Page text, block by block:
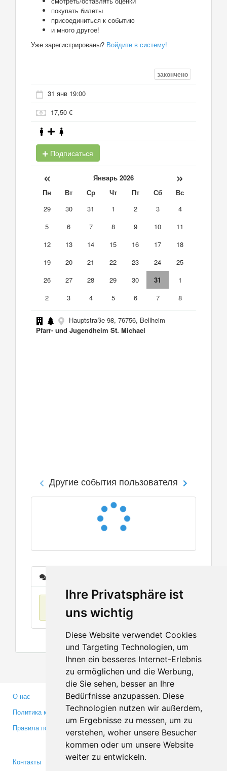
Ihre Privatsphäre ist
uns wichtig
Diese Website verwendet Cookies
und Targeting Technologien, um
Ihnen ein besseres Internet-Erlebnis
zu ermöglichen und die Werbung,
die Sie sehen, besser an Ihre
Bedürfnisse anzupassen. Diese
Technologien nutzen wir außerdem,
um Ergebnisse zu messen, um zu
verstehen, woher unsere Besucher
kommen oder um unsere Website
weiter zu entwickeln.
покупать билеты
присоединиться к событию
и много другое!
Уже зарегистрированы? Войдите в систему!
закончено
31 янв 19:00
17,50 €
Подписаться
« Январь 2026 »
Пн Вт Ср Чт Пт Сб
Вс
29
30 31 1 2 3
4
5
6 7 8 9 10
11
12
13 14 15 16 17
18
19
20 21 22 23 24
25
26
27 28 29 30 31
1
2
3 4 5 6 7 8
Hauptstraße 98, 76756, Bellheim
Pfarr- und Jugendheim St. Michael
Другие события пользователя
О нас
Политика конфиденциальности
Правила пользования
Партнерам
Инвесторам
Медиа
Контакты
Facebook